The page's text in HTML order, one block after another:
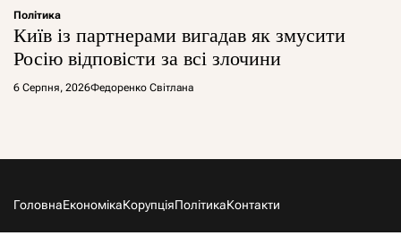
Політика
Київ із партнерами вигадав як змусити
Росію відповісти за всі злочини
6 Серпня, 2026Федоренко Світлана
ГоловнаЕкономікаКорупціяПолітикаКонтакти